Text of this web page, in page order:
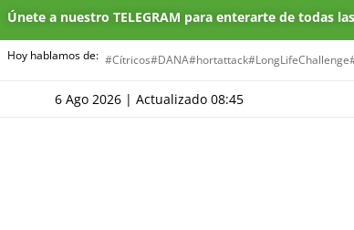
Únete a nuestro TELEGRAM para enterarte de todas
Hoy hablamos de: #Cítricos#DANA#hortattack#LongLifeChallenge
6 Ago 2026 | Actualizado 08:45